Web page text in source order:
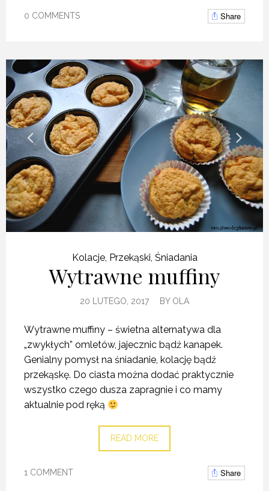
0 COMMENTS Share
Kolacje, Przekąski, Śniadania
Wytrawne muffiny
20 LUTEGO, 2017 BY OLA
Wytrawne muffiny – świetna alternatywa dla
„zwykłych” omletów, jajecznic bądź kanapek.
Genialny pomysł na śniadanie, kolację bądź
przekąskę. Do ciasta można dodać praktycznie
wszystko czego dusza zapragnie i co mamy
aktualnie pod ręką
READ MORE
1 COMMENT Share